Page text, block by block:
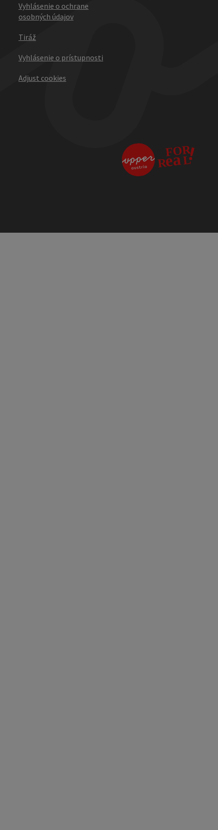
Vyhlásenie o ochrane
osobných údajov
Tiráž
Vyhlásenie o prístupnosti
Adjust cookies